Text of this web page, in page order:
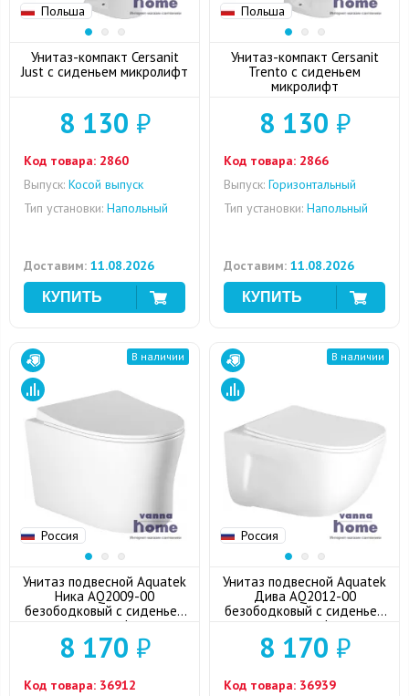
Польша
Унитаз-компакт Cersanit
Just с сиденьем микролифт
8 130 ₽
Код товара: 2860
Выпуск: Косой выпуск
Тип установки: Напольный
Доставим: 11.08.2026
Польша
Унитаз-компакт Cersanit
Trento с сиденьем
микролифт
8 130 ₽
Код товара: 2866
Выпуск: Горизонтальный
Тип установки: Напольный
Доставим: 11.08.2026
Россия
В наличии
Унитаз подвесной Aquatek
Ника AQ2009-00
безободковый с сиденьем
микролифт
8 170 ₽
Код товара: 36912
Россия
В наличии
Унитаз подвесной Aquatek
Дива AQ2012-00
безободковый с сиденьем
микролифт
8 170 ₽
Код товара: 36939